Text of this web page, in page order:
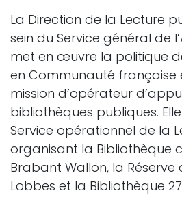
La Direction de la Lecture
sein du Service général de
met en œuvre la politique
en Communauté française
mission d’opérateur
bibliothèques publiques.
Service opérationnel de la
organisant la Bibliothèque
Brabant Wallon, la
Lobbes et la Bibliothèque